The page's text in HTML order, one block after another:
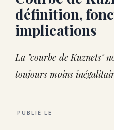
définition,
implications
La "courbe de Kuznets"
toujours moins
PUBLIÉ LE